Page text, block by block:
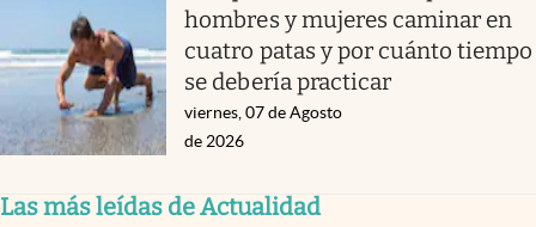
hombres y mujeres caminar en
cuatro patas y por cuánto tiempo
se debería practicar
viernes, 07 de Agosto
de 2026
Las más leídas de Actualidad